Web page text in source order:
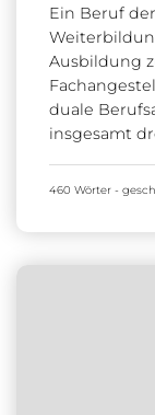
Ein Beruf
Ausbildung
duale
insgesamt
460 Wörter -